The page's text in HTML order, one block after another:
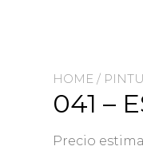
HOME /
041 –
Precio